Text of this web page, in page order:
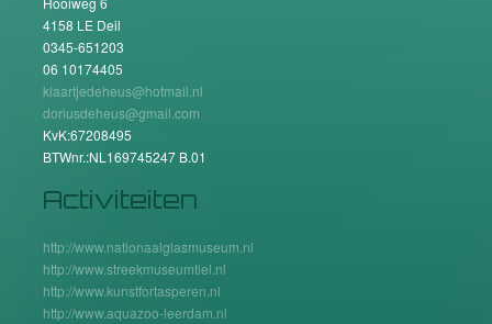
4158 LE Deil
0345-651203
06 10174405
klaartjedeheus@hotmail.nl
doriusdeheus@gmail.com
KvK:67208495
BTWnr.:NL169745247 B.01
Activiteiten
http://www.nationaalglasmuseum.nl
http://www.streekmuseumtiel.nl
http://www.kunstfortasperen.nl
http://www.aquazoo-leerdam.nl